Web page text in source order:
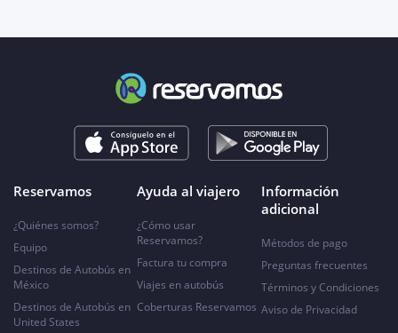
Reservamos
¿Quiénes somos?
Equipo
Destinos de Autobús en
México
Destinos de Autobús en
United States
Ayuda al viajero
¿Cómo usar
Reservamos?
Factura tu compra
Viajes en autobús
Coberturas Reservamos
Información
adicional
Métodos de pago
Preguntas frecuentes
Términos y Condiciones
Aviso de Privacidad